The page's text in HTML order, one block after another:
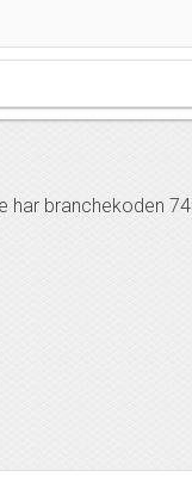
har branchekoden